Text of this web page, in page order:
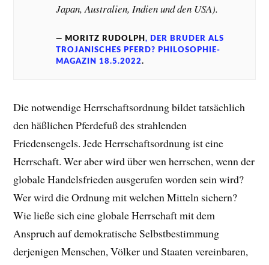
Japan, Australien, Indien und den USA).
MORITZ RUDOLPH, DER BRUDER ALS
TROJANISCHES PFERD? PHILOSOPHIE-
MAGAZIN 18.5.2022.
Die notwendige Herrschaftsordnung bildet tatsächlich
den häßlichen Pferdefuß des strahlenden
Friedensengels. Jede Herrschaftsordnung ist eine
Herrschaft. Wer aber wird über wen herrschen, wenn der
globale Handelsfrieden ausgerufen worden sein wird?
Wer wird die Ordnung mit welchen Mitteln sichern?
Wie ließe sich eine globale Herrschaft mit dem
Anspruch auf demokratische Selbstbestimmung
derjenigen Menschen, Völker und Staaten vereinbaren,